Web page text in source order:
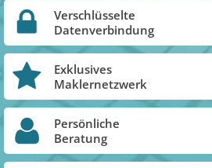
Verschlüsselte
Datenverbindung
Exklusives
Maklernetzwerk
Persönliche
Beratung